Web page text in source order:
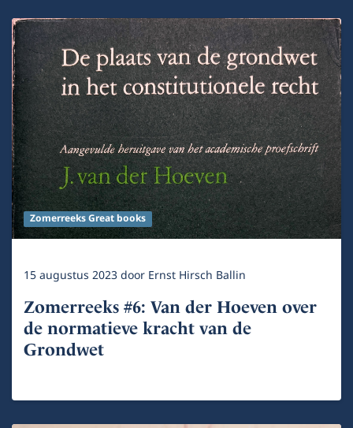
Zomerreeks Great books
15 augustus 2023door Ernst Hirsch Ballin
Zomerreeks #6: Van der Hoeven over
de normatieve kracht van de
Grondwet